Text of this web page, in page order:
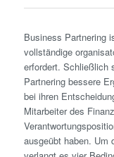
Business Partnering
vollständige
erfordert. Schließlich
Partnering bessere
bei ihren
Mitarbeiter des
ausgeübt haben. Um